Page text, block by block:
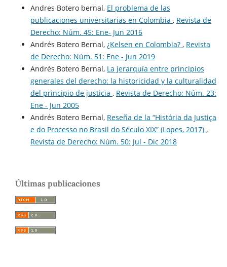
Andres Botero bernal, El problema de las
publicaciones universitarias en Colombia , Revista de
Derecho: Núm. 45: Ene- Jun 2016
Andrés Botero Bernal, ¿Kelsen en Colombia? , Revista
de Derecho: Núm. 51: Ene - Jun 2019
Andrés Botero Bernal, La jerarquía entre principios
generales del derecho: la historicidad y la culturalidad
del principio de justicia , Revista de Derecho: Núm. 23:
Ene - Jun 2005
Andrés Botero Bernal, Reseña de la “História da Justiça
e do Processo no Brasil do Século XIX” (Lopes, 2017) ,
Revista de Derecho: Núm. 50: Jul - Dic 2018
Últimas publicaciones